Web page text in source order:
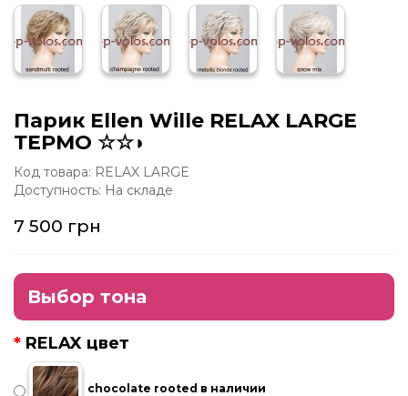
Парик Ellen Wille RELAX LARGE
ТЕРМО ☆☆◗
Код товара: RELAX LARGE
Доступность: На складе
7 500 грн
Выбор тона
RELAX цвет
chocolate rooted в наличии